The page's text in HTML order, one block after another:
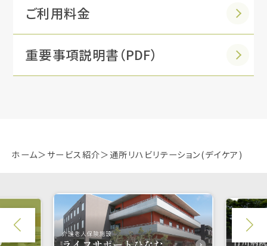
ホーム サービス紹介 通所リハビリテーション(デイケア)
ご利用料金
重要事項説明書（PDF）